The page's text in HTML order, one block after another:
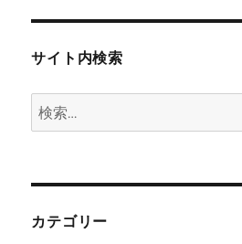
サイト内検索
検
索:
カテゴリー